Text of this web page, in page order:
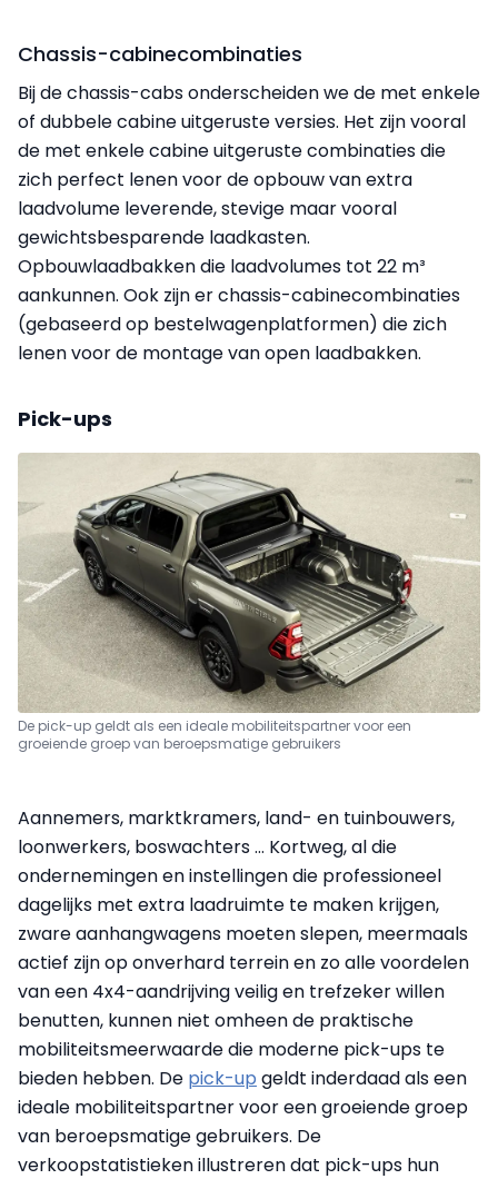
Chassis-cabinecombinaties
Bij de chassis-cabs onderscheiden we de met enkele
of dubbele cabine uitgeruste versies. Het zijn vooral
de met enkele cabine uitgeruste combinaties die
zich perfect lenen voor de opbouw van extra
laadvolume leverende, stevige maar vooral
gewichtsbesparende laadkasten.
Opbouwlaadbakken die laadvolumes tot 22 m³
aankunnen. Ook zijn er chassis-cabinecombinaties
(gebaseerd op bestelwagenplatformen) die zich
lenen voor de montage van open laadbakken.
Pick-ups
De pick-up geldt als een ideale mobiliteitspartner voor een
groeiende groep van beroepsmatige gebruikers
Aannemers, marktkramers, land- en tuinbouwers,
loonwerkers, boswachters … Kortweg, al die
ondernemingen en instellingen die professioneel
dagelijks met extra laadruimte te maken krijgen,
zware aanhangwagens moeten slepen, meermaals
actief zijn op onverhard terrein en zo alle voordelen
van een 4x4-aandrijving veilig en trefzeker willen
benutten, kunnen niet omheen de praktische
mobiliteitsmeerwaarde die moderne pick-ups te
bieden hebben. De pick-up geldt inderdaad als een
ideale mobiliteitspartner voor een groeiende groep
van beroepsmatige gebruikers. De
verkoopstatistieken illustreren dat pick-ups hun